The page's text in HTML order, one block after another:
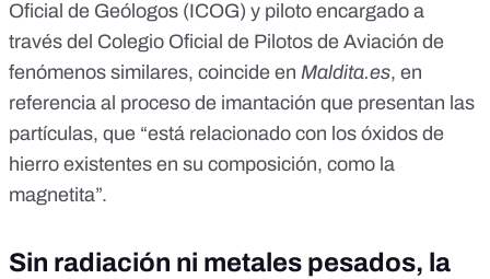
Oficial de Geólogos (ICOG) y piloto encargado a
través del Colegio Oficial de Pilotos de Aviación de
fenómenos similares, coincide en Maldita.es, en
referencia al proceso de imantación que presentan las
partículas, que “está relacionado con los óxidos de
hierro existentes en su composición, como la
magnetita”.
Sin radiación ni metales pesados, la